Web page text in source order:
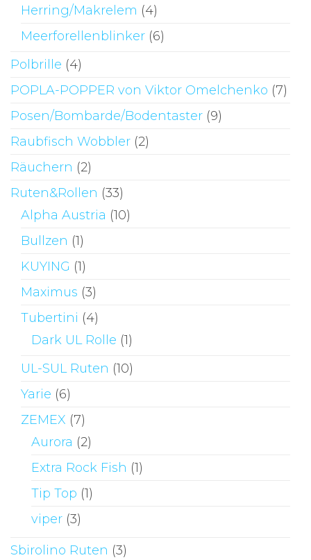
Herring/Makrelem (4)
Meerforellenblinker (6)
Polbrille (4)
POPLA-POPPER von Viktor Omelchenko (7)
Posen/Bombarde/Bodentaster (9)
Raubfisch Wobbler (2)
Räuchern (2)
Ruten&Rollen (33)
Alpha Austria (10)
Bullzen (1)
KUYING (1)
Maximus (3)
Tubertini (4)
Dark UL Rolle (1)
UL-SUL Ruten (10)
Yarie (6)
ZEMEX (7)
Aurora (2)
Extra Rock Fish (1)
Tip Top (1)
viper (3)
Sbirolino Ruten (3)